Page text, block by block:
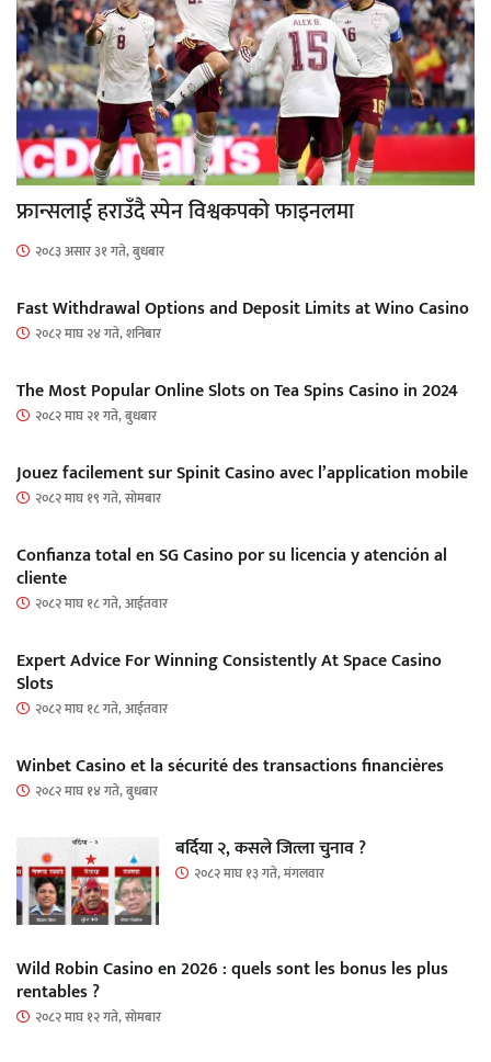
फ्रान्सलाई हराउँदै स्पेन विश्वकपको फाइनलमा
२०८३ असार ३१ गते, बुधबार
Fast Withdrawal Options and Deposit Limits at Wino Casino
२०८२ माघ २४ गते, शनिबार
The Most Popular Online Slots on Tea Spins Casino in 2024
२०८२ माघ २१ गते, बुधबार
Jouez facilement sur Spinit Casino avec l’application mobile
२०८२ माघ १९ गते, सोमबार
Confianza total en SG Casino por su licencia y atención al
cliente
२०८२ माघ १८ गते, आईतवार
Expert Advice For Winning Consistently At Space Casino
Slots
२०८२ माघ १८ गते, आईतवार
Winbet Casino et la sécurité des transactions financières
२०८२ माघ १४ गते, बुधबार
बर्दिया २, कसले जित्ला चुनाव ?
२०८२ माघ १३ गते, मंगलवार
Wild Robin Casino en 2026 : quels sont les bonus les plus
rentables ?
२०८२ माघ १२ गते, सोमबार